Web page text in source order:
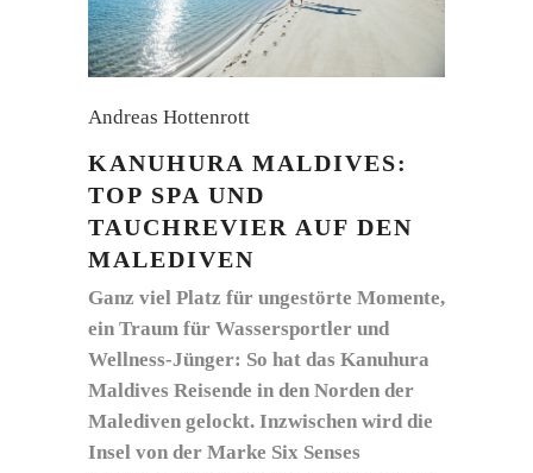
Andreas Hottenrott
KANUHURA MALDIVES:
TOP SPA UND
TAUCHREVIER AUF DEN
MALEDIVEN
Ganz viel Platz für ungestörte Momente,
ein Traum für Wassersportler und
Wellness-Jünger: So hat das Kanuhura
Maldives Reisende in den Norden der
Malediven gelockt. Inzwischen wird die
Insel von der Marke Six Senses